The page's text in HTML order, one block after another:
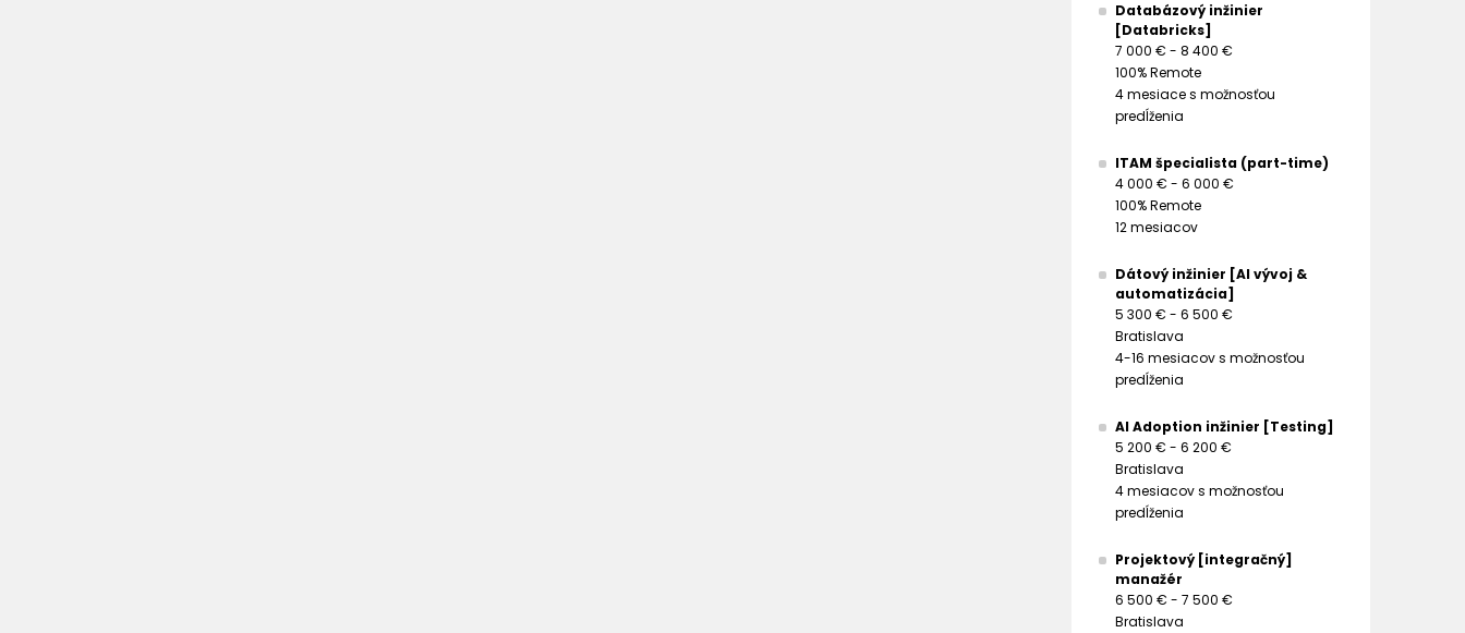
Databázový inžinier
[Databricks]
7 000 € - 8 400 €
100% Remote
4 mesiace s možnosťou
predĺženia
ITAM špecialista (part-time)
4 000 € - 6 000 €
100% Remote
12 mesiacov
Dátový inžinier [AI vývoj &
automatizácia]
5 300 € - 6 500 €
Bratislava
4-16 mesiacov s možnosťou
predĺženia
AI Adoption inžinier [Testing]
5 200 € - 6 200 €
Bratislava
4 mesiacov s možnosťou
predĺženia
Projektový [integračný]
manažér
6 500 € - 7 500 €
Bratislava